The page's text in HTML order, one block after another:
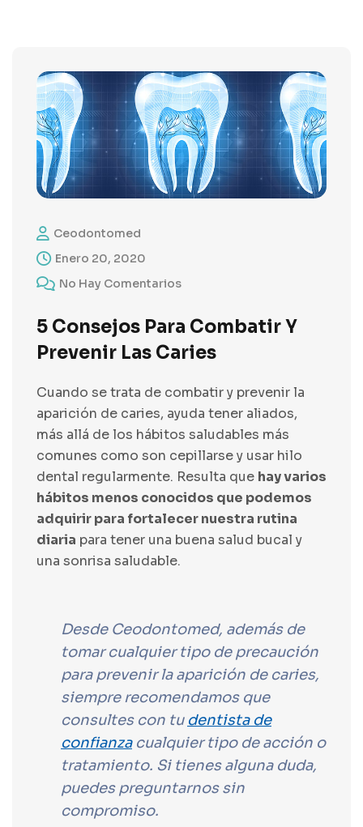
Ceodontomed
Enero 20, 2020
No Hay Comentarios
5 Consejos Para Combatir Y
Prevenir Las Caries
Cuando se trata de combatir y prevenir la
aparición de caries, ayuda tener aliados,
más allá de los hábitos saludables más
comunes como son cepillarse y usar hilo
dental regularmente. Resulta que hay varios
hábitos menos conocidos que podemos
adquirir para fortalecer nuestra rutina
diaria para tener una buena salud bucal y
una sonrisa saludable.
Desde Ceodontomed, además de
tomar cualquier tipo de precaución
para prevenir la aparición de caries,
siempre recomendamos que
consultes con tu dentista de
confianzacualquier tipo de acción o
tratamiento. Si tienes alguna duda,
puedes preguntarnos sin
compromiso.